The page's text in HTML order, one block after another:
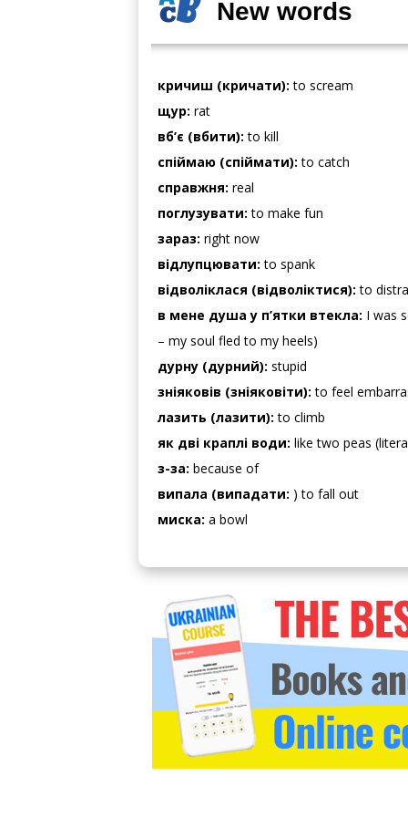
New words
кричиш (кричати):to scream
щур: rat
вб’є (вбити):to kill
спіймаю (спіймати):to catch
справжня: real
поглузувати:to make fun
зараз: right now
відлупцювати:to spank
відволіклася (відволіктися):to
в мене душа у п’ятки втекла: I was
– my soul fled to my heels)
дурну (дурний): stupid
зніяковів (зніяковіти):to feel
лазить (лазити):to climb
як дві краплі води: like two peas
з-за: because of
випала (випадати: ) to fall out
миска: a bowl